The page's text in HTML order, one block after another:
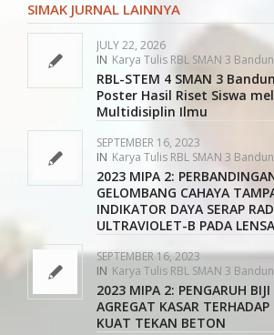
SIMAK JURNAL LAINNYA
JULY 22, 2026
IN Karya Tulis RBL SMAN 3
RBL-STEM 4 SMAN 3
Poster Hasil Riset Siswa
Multidisiplin Ilmu
SEPTEMBER 16, 2023
IN Karya Tulis RBL SMAN 3
2023 MIPA 2:
GELOMBANG CAHAYA
INDIKATOR DAYA SERAP
ULTRAVIOLET-B PADA
SEPTEMBER 16, 2023
IN Karya Tulis RBL SMAN 3
2023 MIPA 2: PENGARUH BIJI
AGREGAT KASAR
KUAT TEKAN BETON